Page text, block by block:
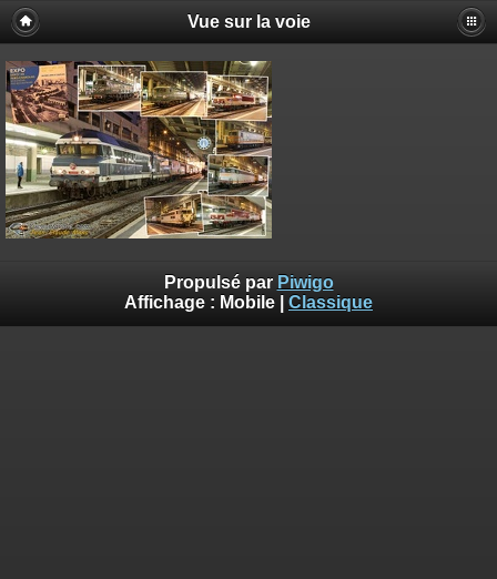
Vue sur la voie
Propulsé par Piwigo
Affichage : Mobile Classique